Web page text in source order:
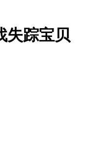
失踪宝贝